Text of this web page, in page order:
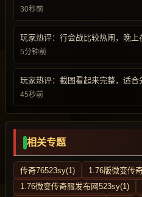
30秒前
玩家热评：行会战比较热闹，晚上
5分钟前
玩家热评：截图看起来完整，适合
45秒前
相关专题
传奇76523sy(1) 1.76版微变传
1.76微变传奇服发布网523sy(1)